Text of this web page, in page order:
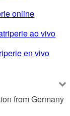
online
ao vivo
en vivo
from Germany